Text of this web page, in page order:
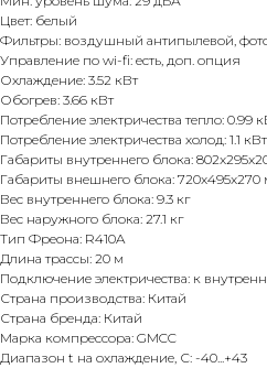
Цвет: белый
Фильтры: воздушный антипылевой,
Управление по wi-fi: есть, доп. опция
Охлаждение: 3.52 кВт
Обогрев: 3.66 кВт
Потребление электричества тепло: 0.99
Потребление электричества холод: 1.1 кВт
Габариты внутреннего блока:
Габариты внешнего блока: 720x495x270
Вес внутреннего блока: 9.3 кг
Вес наружного блока: 27.1 кг
Тип Фреона: R410A
Длина трассы: 20 м
Подключение электричества: к
Страна производства: Китай
Страна бренда: Китай
Марка компрессора: GMCC
Диапазон t на охлаждение, С: -40...+43